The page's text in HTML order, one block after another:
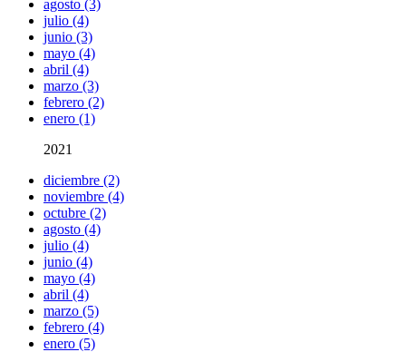
agosto (3)
julio (4)
junio (3)
mayo (4)
abril (4)
marzo (3)
febrero (2)
enero (1)
2021
diciembre (2)
noviembre (4)
octubre (2)
agosto (4)
julio (4)
junio (4)
mayo (4)
abril (4)
marzo (5)
febrero (4)
enero (5)